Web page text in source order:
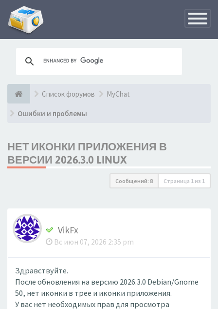
Список форумов MyChat
Ошибки и проблемы
НЕТ ИКОНКИ ПРИЛОЖЕНИЯ В
ВЕРСИИ 2026.3.0 LINUX
Сообщений: 8 Страница 1 из 1
VikFx
Вс июн 07, 2026 2:35 pm
Здравствуйте.
После обновления на версию 2026.3.0 Debian/Gnome
50, нет иконки в трее и иконки приложения.
У вас нет необходимых прав для просмотра